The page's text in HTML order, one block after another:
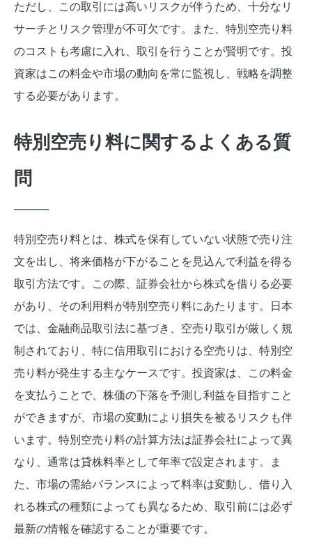
ただし、この取引には高いリスクが伴うため、十分なリ
サーチとリスク管理が不可欠です。また、特別空売り料
のコストも考慮に入れ、取引を行うことが賢明です。投
資家はこの料金や市場の動向を常に監視し、戦略を調整
する必要があります。
特別空売り料に関するよくある質
問
特別空売り料とは、株式を保有していない状態で売り注
文を出し、将来価格が下がることを見込んで利益を得る
取引方法です。この際、証券会社から株式を借りる必要
があり、その利用料が特別空売り料にあたります。日本
では、金融商品取引法に基づき、空売り取引が厳しく規
制されており、特に信用取引における空売りは、特別空
売り料が発生する主なケースです。投資家は、この料金
を支払うことで、株価の下落を予測し利益を目指すこと
ができますが、市場の変動により損失を被るリスクも伴
います。特別空売り料の計算方法は証券会社によって異
なり、通常は貸株料率として年率で設定されます。ま
た、市場の需給バランスによって料率は変動し、借り入
れる株式の種類によっても異なるため、取引前には必ず
最新の情報を確認することが重要です。